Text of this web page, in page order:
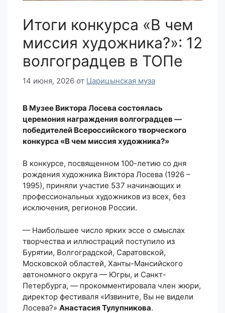
Итоги конкурса «В чем
миссия художника?»: 12
волгоградцев в ТОПе
14 июня, 2026 от Царицынская муза
В Музее Виктора Лосева состоялась
церемония награждения волгоградцев —
победителей Всероссийского творческого
конкурса «В чем миссия художника?»
В конкурсе, посвященном 100-летию со дня
рождения художника Виктора Лосева (1926 –
1995), приняли участие 537 начинающих и
профессиональных художников из всех, без
исключения, регионов России.
— Наибольшее число ярких эссе о смыслах
творчества и иллюстраций поступило из
Бурятии, Волгоградской, Саратовской,
Московской областей, Ханты-Мансийского
автономного округа — Югры, и Санкт-
Петербурга, — прокомментировала член жюри,
директор фестиваля «Извините, Вы не видели
Лосева?» Анастасия Тулупникова.